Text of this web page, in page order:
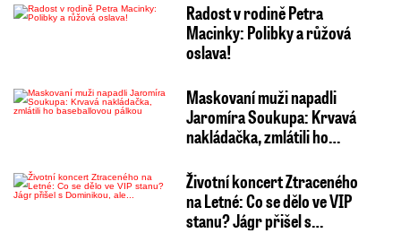
Radost v rodině Petra
Macinky: Polibky a růžová
oslava!
Maskovaní muži napadli
Jaromíra Soukupa: Krvavá
nakládačka, zmlátili ho…
Životní koncert Ztraceného
na Letné: Co se dělo ve VIP
stanu? Jágr přišel s…